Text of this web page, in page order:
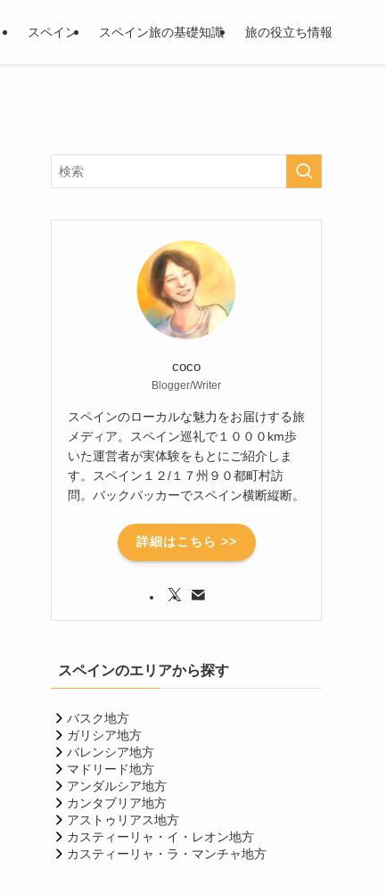
スペイン スペイン旅の基礎知識 旅の役立ち情報
coco
Blogger/Writer
スペインのローカルな魅力をお届けする旅
メディア。スペイン巡礼で１０００km歩
いた運営者が実体験をもとにご紹介しま
す。スペイン１２/１７州９０都町村訪
問。バックパッカーでスペイン横断縦断。
詳細はこちら >>
スペインのエリアから探す
バスク地方
ガリシア地方
バレンシア地方
マドリード地方
アンダルシア地方
カンタブリア地方
アストゥリアス地方
カスティーリャ・イ・レオン地方
カスティーリャ・ラ・マンチャ地方